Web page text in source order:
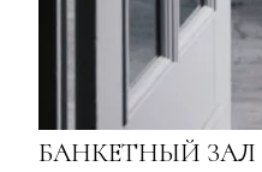
БАНКЕТНЫЙ ЗАЛ